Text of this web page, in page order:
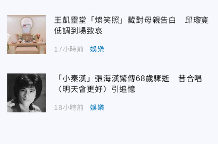
王凱靈堂「燦笑照」藏對母親告白 邱瓈寬
低調到場致哀
17小時前 娛樂
「小秦漢」張海漢驚傳68歲驟逝 昔合唱
〈明天會更好〉引追憶
18小時前 娛樂